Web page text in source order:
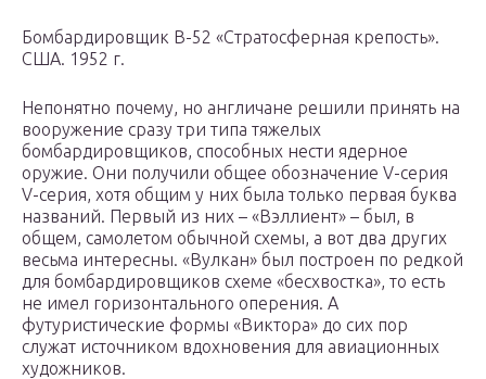
Бомбардировщик В-52 «Стратосферная крепость».
США. 1952 г.
Непонятно почему, но англичане решили принять на
вооружение сразу три типа тяжелых
бомбардировщиков, способных нести ядерное
оружие. Они получили общее обозначение V-серия
V-серия, хотя общим у них была только первая буква
названий. Первый из них – «Вэллиент» – был, в
общем, самолетом обычной схемы, а вот два других
весьма интересны. «Вулкан» был построен по редкой
для бомбардировщиков схеме «бесхвостка», то есть
не имел горизонтального оперения. А
футуристические формы «Виктора» до сих пор
служат источником вдохновения для авиационных
художников.